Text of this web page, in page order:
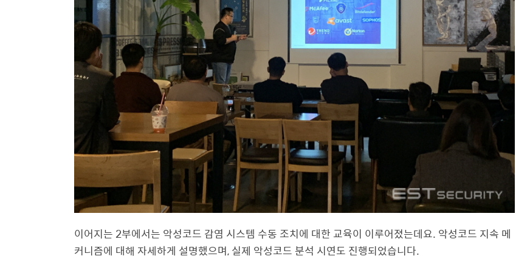
이어지는 2부에서는 악성코드 감염 시스템 수동 조치에 대한 교육이 이루어졌는데요. 악성코드 지속 메
커니즘에 대해 자세하게 설명했으며, 실제 악성코드 분석 시연도 진행되었습니다.